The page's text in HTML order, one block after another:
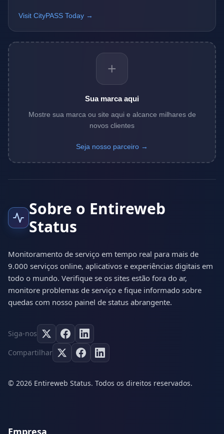
Visit CityPASS Today →
+
Sua marca aqui
Mostre sua marca ou site aqui e alcance milhares de
novos clientes
Seja nosso parceiro →
Sobre o Entireweb
Status
Monitoramento de serviço em tempo real para mais de
9.000 serviços online, aplicativos e experiências digitais em
todo o mundo. Verifique se os sites estão fora do ar,
monitore problemas de serviço e fique informado sobre
quedas com nosso painel de status abrangente.
Siga-nos
Compartilhar
© 2026 Entireweb Status. Todos os direitos reservados.
Empresa